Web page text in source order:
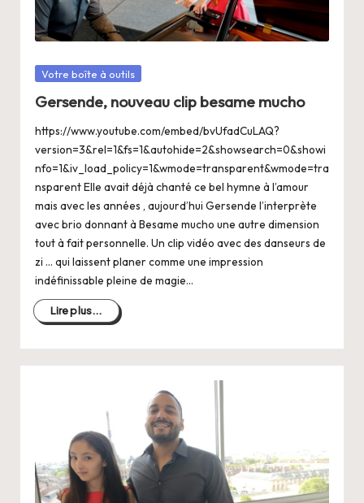
n
g
e
r
s
a
V
ie
Posté
Votre boîte à outils
Gersende, nouveau clip besame mucho
https://www.youtube.com/embed/bvUfadCuLAQ?
version=3&rel=1&fs=1&autohide=2&showsearch=0&showi
nfo=1&iv_load_policy=1&wmode=transparent&wmode=tra
nsparent Elle avait déjà chanté ce bel hymne à l’amour
mais avec les années , aujourd’hui Gersende l’interprète
avec brio donnant à Besame mucho une autre dimension
tout à fait personnelle. Un clip vidéo avec des danseurs de
zi … qui laissent planer comme une impression
indéfinissable pleine de magie…
Lire plus...